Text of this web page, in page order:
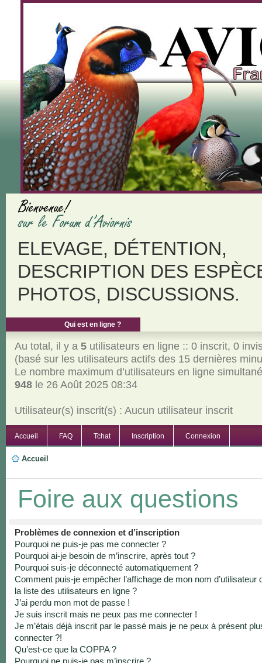
ELEVAGE, DÉTENTION,
DESCRIPTION DES
PHOTOS, DISCUSSIONS.
Qui est en ligne ?
Au total, il y a 5utilisateurs en ligne :: 0 inscrit, 0
(basé sur les utilisateurs actifs des 15 dernières
Le nombre maximum d’utilisateurs en ligne
948le 26 Août 2025 08:34
Utilisateur(s) inscrit(s) : Aucun utilisateur inscrit
Accueil FAQ Tchat Inscription Connexion
Accueil
Foire aux questions
Problèmes de connexion et d’inscription
Pourquoi ne puis-je pas me connecter ?
Pourquoi ai-je besoin de m’inscrire, après tout ?
Pourquoi suis-je déconnecté automatiquement ?
Comment puis-je empêcher l’affichage de mon nom d’utilisateur
la liste des utilisateurs en ligne ?
J’ai perdu mon mot de passe !
Je suis inscrit mais ne peux pas me connecter !
Je m’étais déjà inscrit par le passé mais je ne peux à présent
connecter ?!
Qu’est-ce que la COPPA ?
Pourquoi ne puis-je pas m’inscrire ?